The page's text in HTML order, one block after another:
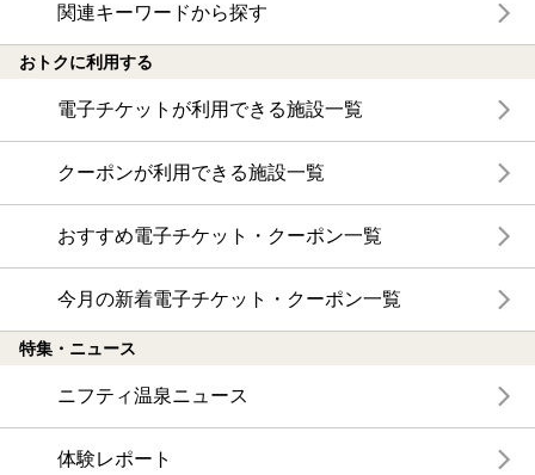
関連キーワードから探す
おトクに利用する
電子チケットが利用できる施設一覧
クーポンが利用できる施設一覧
おすすめ電子チケット・クーポン一覧
今月の新着電子チケット・クーポン一覧
特集・ニュース
ニフティ温泉ニュース
体験レポート